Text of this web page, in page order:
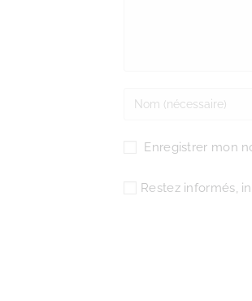
Enregistrer mon
Restez informés,